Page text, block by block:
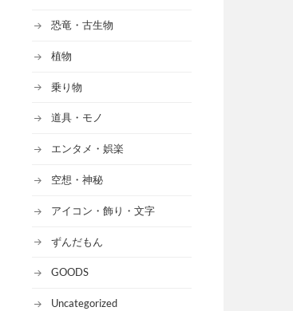
恐竜・古生物
植物
乗り物
道具・モノ
エンタメ・娯楽
空想・神秘
アイコン・飾り・文字
ずんだもん
GOODS
Uncategorized